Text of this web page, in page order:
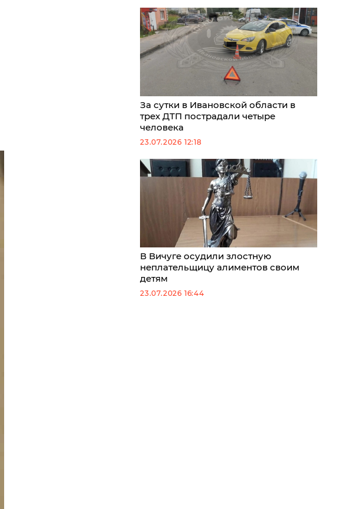
За сутки в Ивановской области в
трех ДТП пострадали четыре
человека
23.07.2026 12:18
В Вичуге осудили злостную
неплательщицу алиментов своим
детям
23.07.2026 16:44